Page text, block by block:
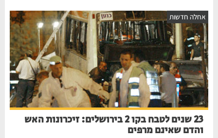
אחלה חדשות
23 שנים לטבח בקו 2 בירושלים: זיכרונות האש
והדם שאינם מרפים